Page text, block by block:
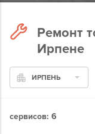
Ремонт
Ирпене
ИРПЕНЬ
сервисов: 6